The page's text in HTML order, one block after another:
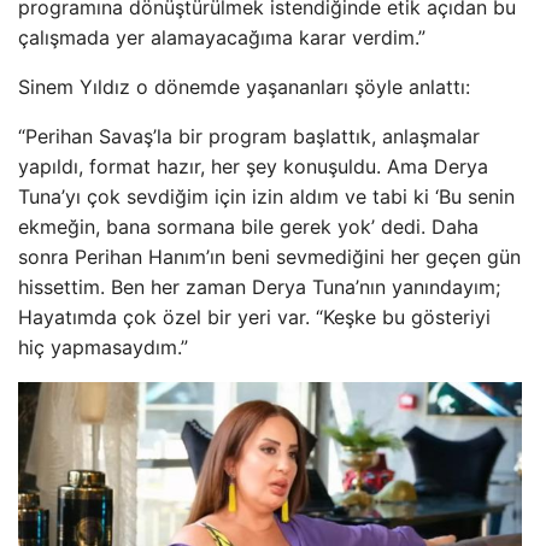
programına dönüştürülmek istendiğinde etik açıdan bu
çalışmada yer alamayacağıma karar verdim.”
Sinem Yıldız o dönemde yaşananları şöyle anlattı:
“Perihan Savaş’la bir program başlattık, anlaşmalar
yapıldı, format hazır, her şey konuşuldu. Ama Derya
Tuna’yı çok sevdiğim için izin aldım ve tabi ki ‘Bu senin
ekmeğin, bana sormana bile gerek yok’ dedi. Daha
sonra Perihan Hanım’ın beni sevmediğini her geçen gün
hissettim. Ben her zaman Derya Tuna’nın yanındayım;
Hayatımda çok özel bir yeri var. “Keşke bu gösteriyi
hiç yapmasaydım.”